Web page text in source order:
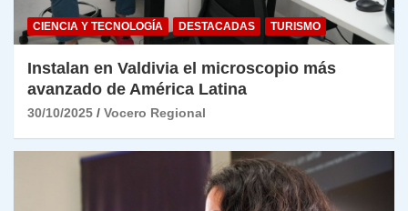
CIENCIA Y TECNOLOGÍA DESTACADAS TURISMO
Instalan en Valdivia el microscopio más
avanzado de América Latina
30/10/2025 Vocero Regional